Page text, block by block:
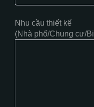
Nhu cầu thiết kế
(Nhà phố/Chung cư/